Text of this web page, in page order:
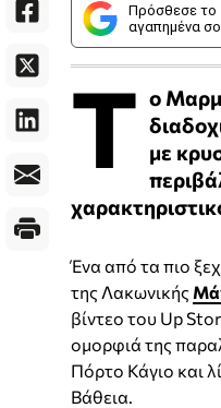
Πρόσθεσε το
αγαπημένα
Τ ο
με
Ένα από τα πιο
της Λακωνικής
βίντεο του Up
ομορφιά της
Πόρτο Κάγιο και
Βάθεια.